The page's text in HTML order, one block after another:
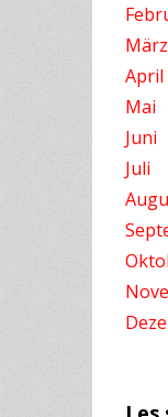
März
April
Mai
Juni
Juli